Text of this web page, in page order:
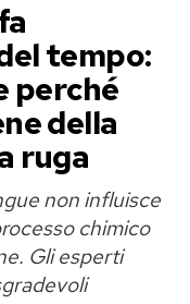
per fare
nessun
e questo
avere concluso il
concentrare
lasciati da quel
tempo:
perché
della
ruga
non influisce
chimico
Gli esperti